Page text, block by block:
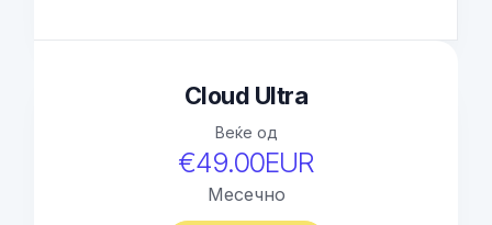
Cloud Ultra
Веќе од
€49.00EUR
Месечно